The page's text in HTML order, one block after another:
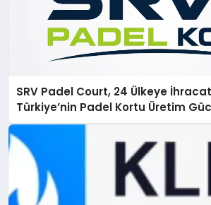
SRV Padel Court, 24 Ülkeye
Türkiye’nin Padel Kortu Üretim